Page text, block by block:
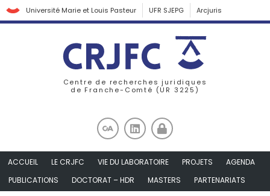
Université Marie et Louis Pasteur UFR SJEPG Arcjuris
Centre de recherches juridiques
de Franche-Comté (UR 3225)
ACCUEIL LE CRJFC VIE DU LABORATOIRE PROJETS
AGENDA
PUBLICATIONS
DOCTORAT – HDR MASTERS PARTENARIATS